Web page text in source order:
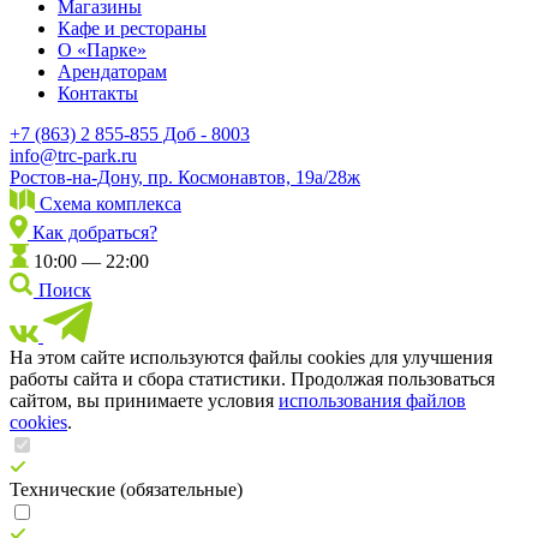
Магазины
Кафе и рестораны
О «Парке»
Арендаторам
Контакты
+7 (863) 2 855-855 Доб - 8003
info@trc-park.ru
Ростов-на-Дону, пр. Космонавтов, 19а/28ж
Схема комплекса
Как добраться?
10:00 — 22:00
Поиск
На этом сайте используются файлы cookies для улучшения
работы сайта и сбора статистики. Продолжая пользоваться
сайтом, вы принимаете условия использования файлов
cookies.
Технические (обязательные)